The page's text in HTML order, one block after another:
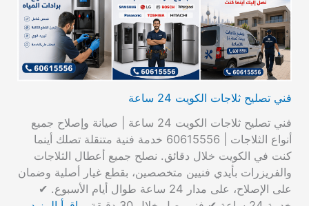
فني تصليح ثلاجات الكويت 24 ساعة
فني تصليح ثلاجات الكويت 24 ساعة | صيانة وإصلاح جميع
أنواع الثلاجات | 60615556 خدمة فنية متنقلة تصلك أينما
كنت في الكويت خلال دقائق. نصلح جميع أعطال الثلاجات
والفريزرات بأيدي فنيين متخصصين، بقطع غيار أصلية وضمان
على الإصلاح، على مدار 24 ساعة طوال أيام الأسبوع. ✔